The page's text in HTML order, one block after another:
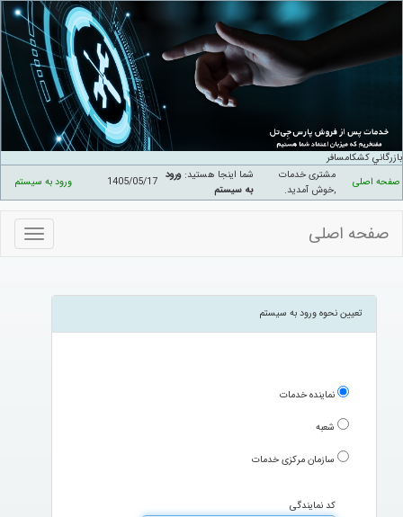
بازرگاني کشکامسافر
صفحه اصلی
مشتری خدمات
,خوش آمدید.
شما اینجا هستید: ورود
به سیستم
1405/05/17 ورود به سیستم
منوهای
سایت
صفحه اصلی
تعیین نحوه ورود به سیستم
نماینده خدمات
شعبه
سازمان مرکزی خدمات
کد نمایندگی